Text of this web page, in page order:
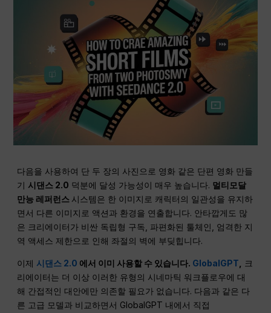
다음을 사용하여 단 두 장의 사진으로 영화 같은 단편 영화 만들
기시댄스 2.0 덕분에 달성 가능성이 매우 높습니다. 멀티모달
만능 레퍼런스 시스템은 한 이미지로 캐릭터의 일관성을 유지하
면서 다른 이미지로 액션과 환경을 연출합니다. 안타깝게도 많
은 크리에이터가 비싼 독립형 구독, 파편화된 툴체인, 엄격한 지
역 액세스 제한으로 인해 좌절의 벽에 부딪힙니다.
이제시댄스 2.0 에서 이미 사용할 수 있습니다. GlobalGPT
크
리에이터는 더 이상 이러한 유형의 시네마틱 워크플로우에 대
해 간접적인 대안에만 의존할 필요가 없습니다. 다음과 같은 다
른 고급 모델과 비교하면서 GlobalGPT 내에서 직접